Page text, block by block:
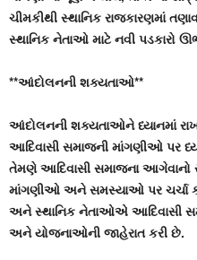
ચીમકીથી સ્થાનિક રાજકારણમાં
સ્થાનિક નેતાઓ માટે નવી પડકારો
**આંદોલનની શક્યતાઓ**
આંદોલનની શક્યતાઓને ધ્યાનમાં
આદિવાસી સમાજની માંગણીઓ પર
તેમણે આદિવાસી સમાજના આગેવાનો
માંગણીઓ અને સમસ્યાઓ પર ચર્ચા
અને સ્થાનિક નેતાઓએ આદિવાસી
અને યોજનાઓની જાહેરાત કરી છે.